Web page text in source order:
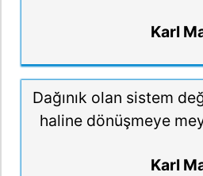
Karl
Dağınık olan sistem
haline dönüşmeye
Karl